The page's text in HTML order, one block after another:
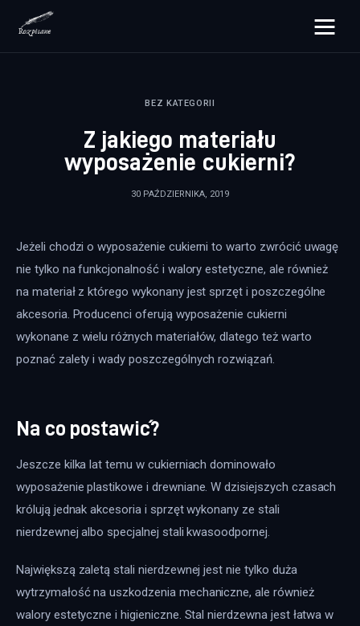
rozpisane.pl
Zdrowie
Więcej
BEZ KATEGORII
Z jakiego materiału
wyposażenie cukierni?
30 PAŹDZIERNIKA, 2019
Jeżeli chodzi o wyposażenie cukierni to warto zwrócić uwagę
nie tylko na funkcjonalność i walory estetyczne, ale również
na materiał z którego wykonany jest sprzęt i poszczególne
akcesoria. Producenci oferują wyposażenie cukierni
wykonane z wielu różnych materiałów, dlatego też warto
poznać zalety i wady poszczególnych rozwiązań.
Na co postawić?
Jeszcze kilka lat temu w cukierniach dominowało
wyposażenie plastikowe i drewniane. W dzisiejszych czasach
królują jednak akcesoria i sprzęt wykonany ze stali
nierdzewnej albo specjalnej stali kwasoodpornej.
Największą zaletą stali nierdzewnej jest nie tylko duża
wytrzymałość na uszkodzenia mechaniczne, ale również
walory estetyczne i higieniczne. Stal nierdzewna jest łatwa w